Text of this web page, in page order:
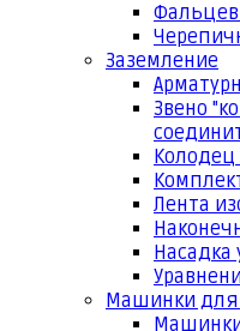
Заземление
Звено
Лента
Насадка
Машинки для